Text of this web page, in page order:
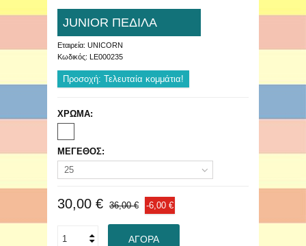
JUNIOR ΠΕΔΙΛΑ
Εταιρεία: UNICORN
Κωδικός: LE000235
Προσοχή: Τελευταία κομμάτια!
ΧΡΩΜΑ:
ΜΕΓΕΘΟΣ:
25
30,00 € 36,00 € -6,00 €
ΑΓΟΡΆ